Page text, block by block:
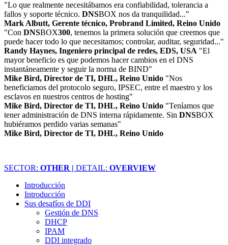
"Lo que realmente necesitábamos era confiabilidad, tolerancia a
fallos y soporte técnico. DNSBOX nos da tranquilidad..."
Mark Albutt, Gerente técnico, Probrand Limited, Reino Unido
"Con DNSBOX300, tenemos la primera solución que creemos que
puede hacer todo lo que necesitamos; controlar, auditar, seguridad..."
Randy Haynes, Ingeniero principal de redes, EDS, USA "El
mayor beneficio es que podemos hacer cambios en el DNS
instantáneamente y seguir la norma de BIND"
Mike Bird, Director de TI, DHL, Reino Unido "Nos
beneficiamos del protocolo seguro, IPSEC, entre el maestro y los
esclavos en nuestros centros de hosting"
Mike Bird, Director de TI, DHL, Reino Unido "Teníamos que
tener administración de DNS interna rápidamente. Sin DNSBOX
hubiéramos perdido varias semanas"
Mike Bird, Director de TI, DHL, Reino Unido
SECTOR: OTHER | DETAIL: OVERVIEW
Introducción
Introducción
Sus desafíos de DDI
Gestión de DNS
DHCP
IPAM
DDI integrado